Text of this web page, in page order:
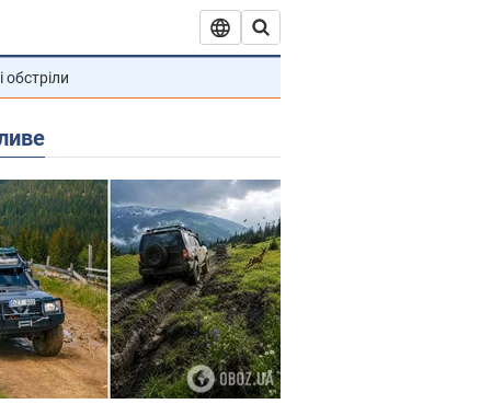
обстріли